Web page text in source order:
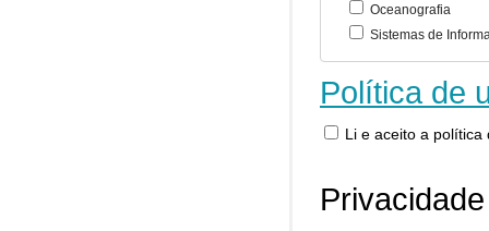
Oceanografia
Sistemas de
Política de
Li e aceito a política